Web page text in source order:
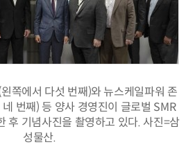
쪽에서 다섯 번째)와 뉴스케일파워 존
번째) 등 양사 경영진이 글로벌 SMR
후 기념사진을 촬영하고 있다. 사진=삼
성물산.